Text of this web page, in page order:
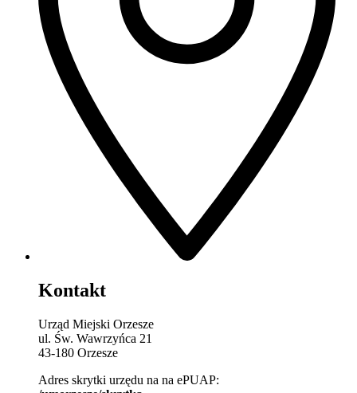
Kontakt
Urząd Miejski Orzesze
ul. Św. Wawrzyńca 21
43-180 Orzesze
Adres skrytki urzędu na na ePUAP: